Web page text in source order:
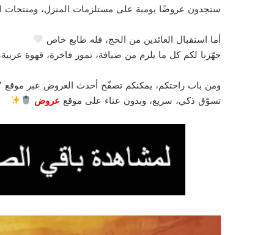
ستجدون عروضًا يومية على مستلزمات المنزل، ومنتجات
أما استقبال العائدين من الحج، فله طابع خاص
جهّزنا لكم كل ما يلزم من ضيافة، تمور فاخرة، قهوة
ومن باب راحتكم، يمكنكم تصفّح أحدث العروض عبر موقع
تسوّق ذكي، سريع، وبدون عناء على موقع عروض